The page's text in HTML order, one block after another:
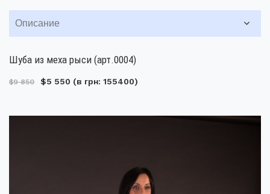
Описание
Шуба из меха рыси (арт.0004)
$9 850 $5 550 (в грн: 155400)